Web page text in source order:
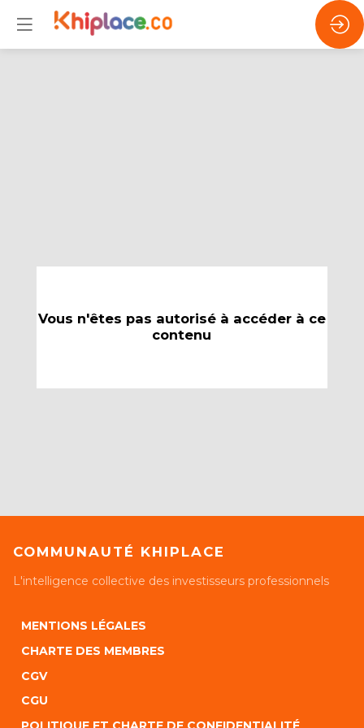
Vous n'êtes pas autorisé à accéder à ce
contenu
COMMUNAUTÉ KHIPLACE
L'intelligence collective des investisseurs professionnels
MENTIONS LÉGALES
CHARTE DES MEMBRES
CGV
CGU